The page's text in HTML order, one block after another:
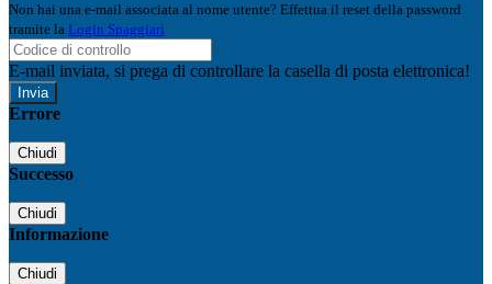
Non hai una e-mail associata al nome utente? Effettua il reset della password
tramite la Login Spaggiari
E-mail inviata, si prega di controllare la casella di posta elettronica!
Errore
Chiudi
Successo
Chiudi
Informazione
Chiudi